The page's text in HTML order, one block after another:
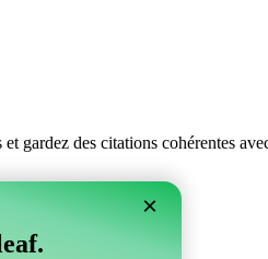
gardez des citations cohérentes
×